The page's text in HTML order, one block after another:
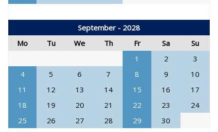
September - 2028
Mo
Tu We Th Fr Sa
Su
1
2
3
4
5 6 7 8 9
10
11
12 13 14 15 16
17
18
19 20 21 22 23
24
25
26 27 28 29 30